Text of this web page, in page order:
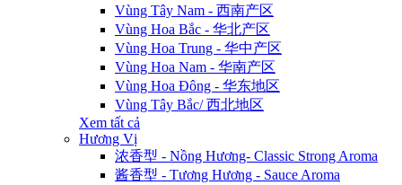
Vùng Tây Nam - 西南产区
Vùng Hoa Bắc - 华北产区
Vùng Hoa Trung - 华中产区
Vùng Hoa Nam - 华南产区
Vùng Hoa Đông - 华东地区
Vùng Tây Bắc/ 西北地区
Xem tất cả
Hương Vị
浓香型 - Nồng Hương- Classic Strong Aroma
酱香型 - Tương Hương - Sauce Aroma